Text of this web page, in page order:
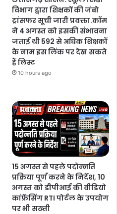
विभाग द्वारा शिक्षकों की जंबो
ट्रांसफर सूची जारी प्रवक्ता.कॉम
ने 4 अगस्त को इसकी संभावना
जताई थी 592 से अधिक शिक्षकों
के नाम इस लिंक पर देख सकते
हैं लिस्ट
10 hours ago
15 अगस्त से पहले पदोन्नति
प्रक्रिया पूर्ण करने के निर्देश, 10
अगस्त को डीपीआई की वीडियो
कांफ्रेंसिंग RTI पोर्टल के उपयोग
पर भी सख्ती